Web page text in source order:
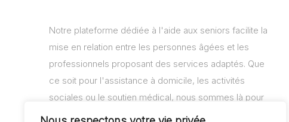
Notre plateforme dédiée à l'aide aux seniors facilite la
mise en relation entre les personnes âgées et les
professionnels proposant des services adaptés. Que
ce soit pour l'assistance à domicile, les activités
sociales ou le soutien médical, nous sommes là pour
vous aider à trouver les solutions adaptées à vos